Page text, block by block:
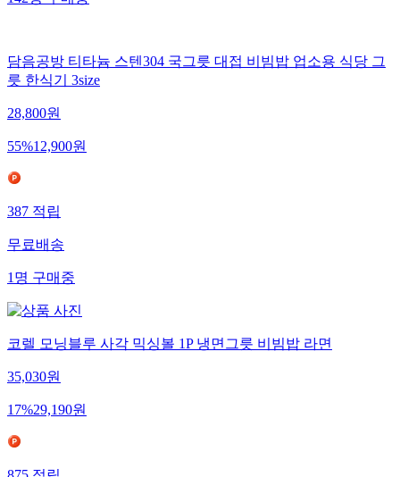
142명구매중
담음공방 티타늄 스텐304 국그릇 대접 비빔밥 업소용 식당 그
릇 한식기 3size
28,800원
55%12,900원
387적립
무료배송
1명구매중
코렐 모닝블루 사각 믹싱볼 1P 냉면그릇 비빔밥 라면
35,030원
17%29,190원